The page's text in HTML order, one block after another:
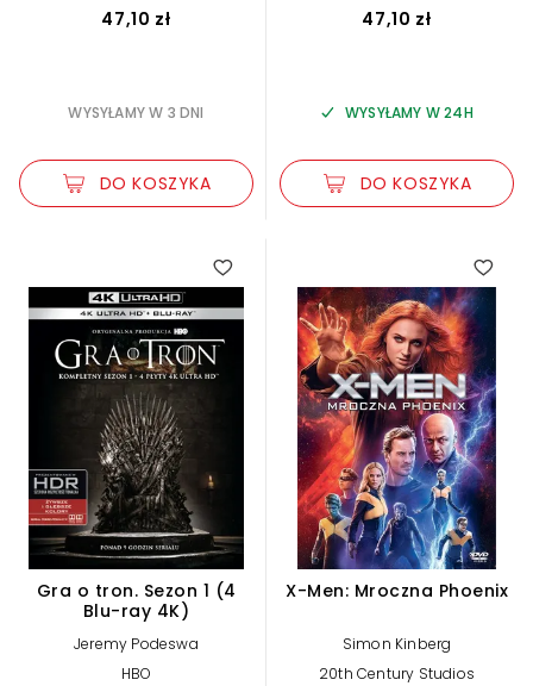
47,10 zł
WYSYŁAMY W 3 DNI
DO KOSZYKA
47,10 zł
WYSYŁAMY W 24H
DO KOSZYKA
Gra o tron. Sezon 1 (4
Blu-ray 4K)
Jeremy Podeswa
HBO
X-Men: Mroczna Phoenix
Simon Kinberg
20th Century Studios